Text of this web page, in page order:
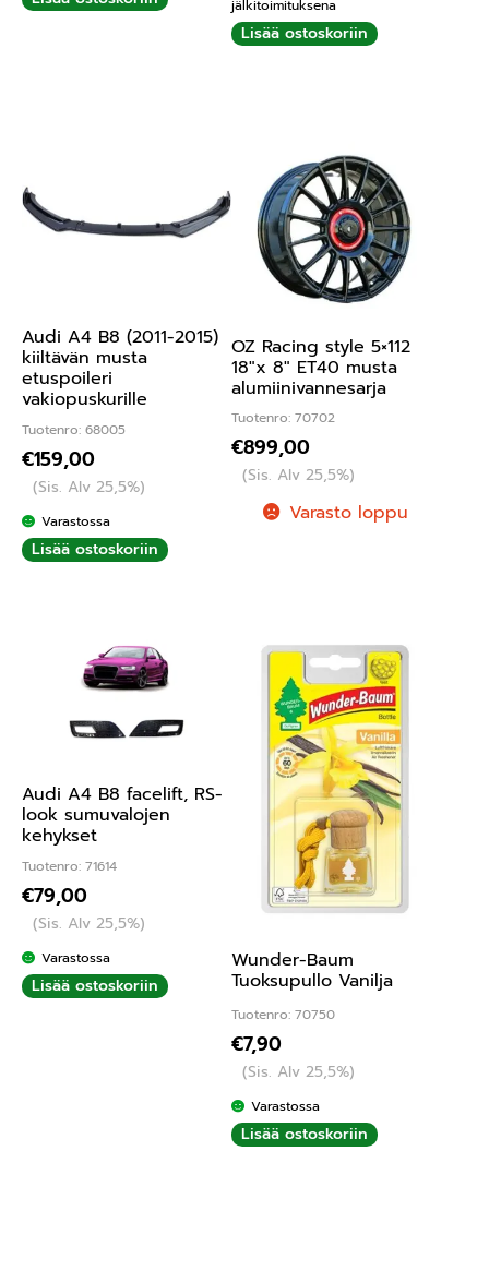
jälkitoimituksena
Lisää ostoskoriin
Audi A4 B8 (2011-2015)
kiiltävän musta
etuspoileri
vakiopuskurille
Tuotenro: 68005
€159,00
(Sis. Alv 25,5%)
Varastossa
Lisää ostoskoriin
OZ Racing style 5×112
18″x 8″ ET40 musta
alumiinivannesarja
Tuotenro: 70702
€899,00
(Sis. Alv 25,5%)
Varasto loppu
Audi A4 B8 facelift, RS-
look sumuvalojen
kehykset
Tuotenro: 71614
€79,00
(Sis. Alv 25,5%)
Varastossa
Lisää ostoskoriin
Wunder-Baum
Tuoksupullo Vanilja
Tuotenro: 70750
€7,90
(Sis. Alv 25,5%)
Varastossa
Lisää ostoskoriin